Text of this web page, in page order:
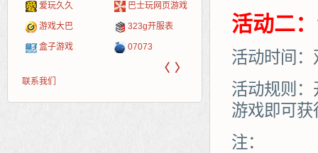
爱玩久久 巴士玩网页游戏
游戏大巴 323g开服表
盒子游戏 07073
腾讯游戏 新浪
新浪页游
pcgame 中华网
游侠网页游戏 40407
5617网游网
斗蟹网页游戏 游戏
4q5q游戏
〈 〉
联系我们
活动二
活动时间
活动规则
游戏即可
注：